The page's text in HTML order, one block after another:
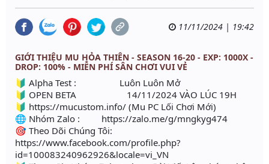
11/11/2024 | 19:42
GIỚI THIỆU MU HỎA THIÊN - SEASON 16-20 - EXP: 1000X -
DROP: 100% - MIỄN PHÍ SÂN CHƠI VUI VẺ
🔰 Alpha Test : Luôn Luôn Mở
🔰 OPEN BETA 14/11/2024 VÀO LÚC 19H
🔰 https://mucustom.info/ (Mu PC Lối Chơi Mới)
🌐 Nhóm Zalo : https://zalo.me/g/mngkyg474
🎯 Theo Dõi Chúng Tôi:
https://www.facebook.com/profile.php?
id=100083240962926&locale=vi_VN